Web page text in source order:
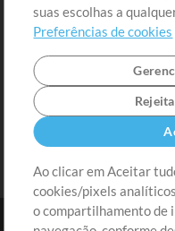
Envie seu conteúdo
Playlist
MT Conference
suas escolhas a
Preferências de cookies
Ao clicar em Aceitar
cookies/pixels
o compartilhamento de